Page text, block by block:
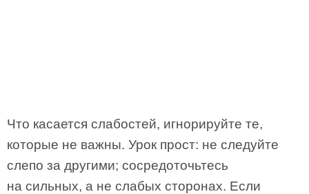
Что касается слабостей, игнорируйте те,
которые не важны. Урок прост: не следуйте
слепо за другими; сосредоточьтесь
на сильных, а не слабых сторонах. Если